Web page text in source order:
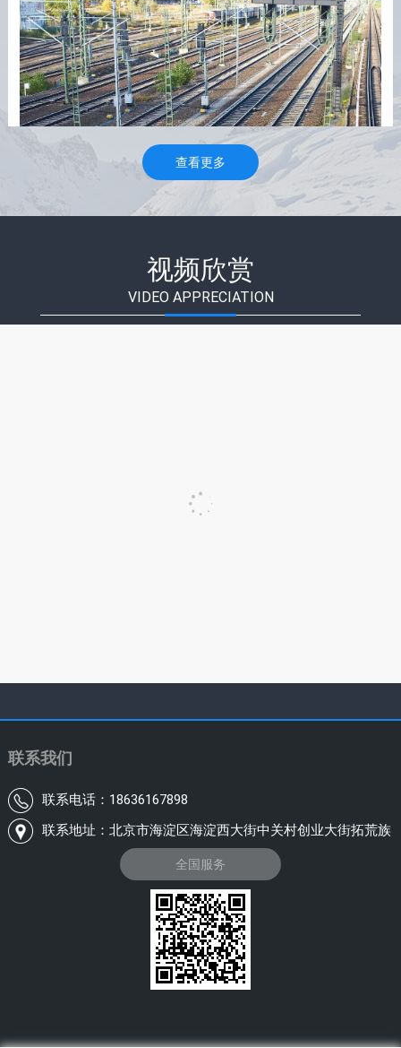
一、张嘴就画
中国移动宣布，下调全国亲情网资费！
2025/4/18 20:39:42
4月18日，中国移动发布公告称，5月1日起将下调全国亲情网
（全国版）标准资费。下调后基本功能费为5元/月，含1位群
主及3位以内成员，超出基础成员数后，省内省外成员统一为
每位1元/月功能费，每个群组最多19人（含群主），支持群
铁路大专毕业后去到新疆工作，目前已辞职，谈谈工作感
查看更多
视频欣赏
VIDEO APPRECIATION
联系我们
联系电话：18636167898
联系地址：北京市海淀区海淀西大街中关村创业大街拓荒族
全国服务